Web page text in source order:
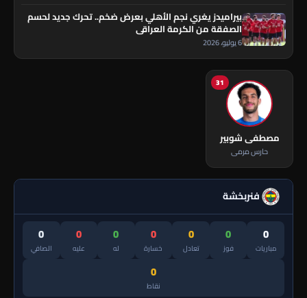
بيراميدز يغري نجم الأهلي بعرض ضخم.. تحرك جديد لحسم
الصفقة من الكرمة العراقي
6 يوليو، 2026
31
مصطفى شوبير
حارس مرمى
فنربخشة
0
مباريات
0
فوز
0
تعادل
0
خسارة
0
له
0
عليه
0
الصافي
0
نقاط